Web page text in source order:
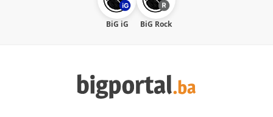
BiG iG BiG Rock